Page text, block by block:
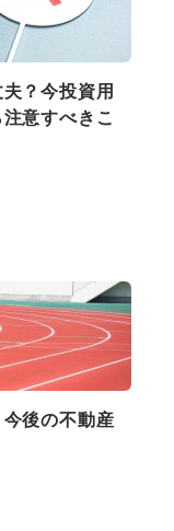
？今投資用
意すべきこ
後の不動産